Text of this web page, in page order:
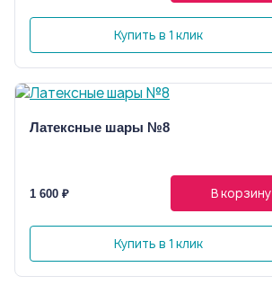
Купить в 1 клик
Латексные шары №8
1 600 ₽ В корзину
Купить в 1 клик